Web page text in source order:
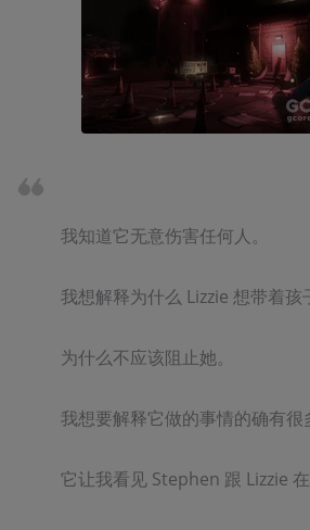
我知道它无意伤害任何人。
我想解释为什么 Lizzie 想带着孩
为什么不应该阻止她。
我想要解释它做的事情的确有很
它让我看见 Stephen 跟 Lizzie 在